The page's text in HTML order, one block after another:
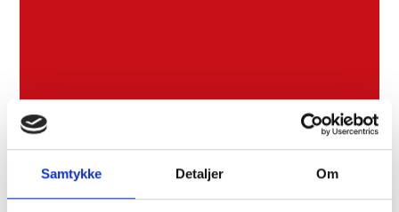
Samtykke Detaljer Om